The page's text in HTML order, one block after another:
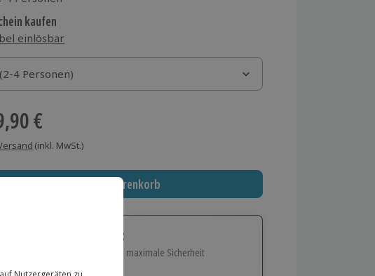
kaufen
einlösbar
Personen)
4 Personen)
4 Personen)
€
(inkl. MwSt.)
In den Warenkorb
das richtige Geschenk:
Auswahl, volle Flexibilität und maximale Sicherheit